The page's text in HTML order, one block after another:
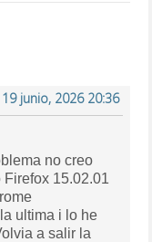
19 junio, 2026 20:36
no creo
15.02.01
ultima i lo he
a salir la